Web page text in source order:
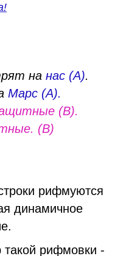
на нас (А).
Марс (А).
(B).
(B)
рифмуются
динамичное
такой рифмовки -